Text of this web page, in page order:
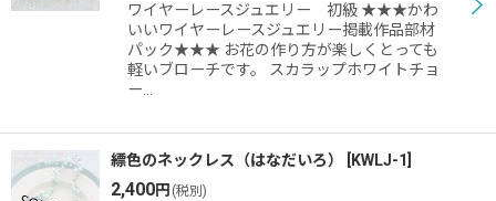
ワイヤーレースジュエリー 初級 ★★★かわ
いいワイヤーレースジュエリー掲載作品部材
パック★★★ お花の作り方が楽しくとっても
軽いブローチです。 スカラップホワイトチョ
ー…
縹色のネックレス（はなだいろ） KWLJ-1
2,400円 (税別)